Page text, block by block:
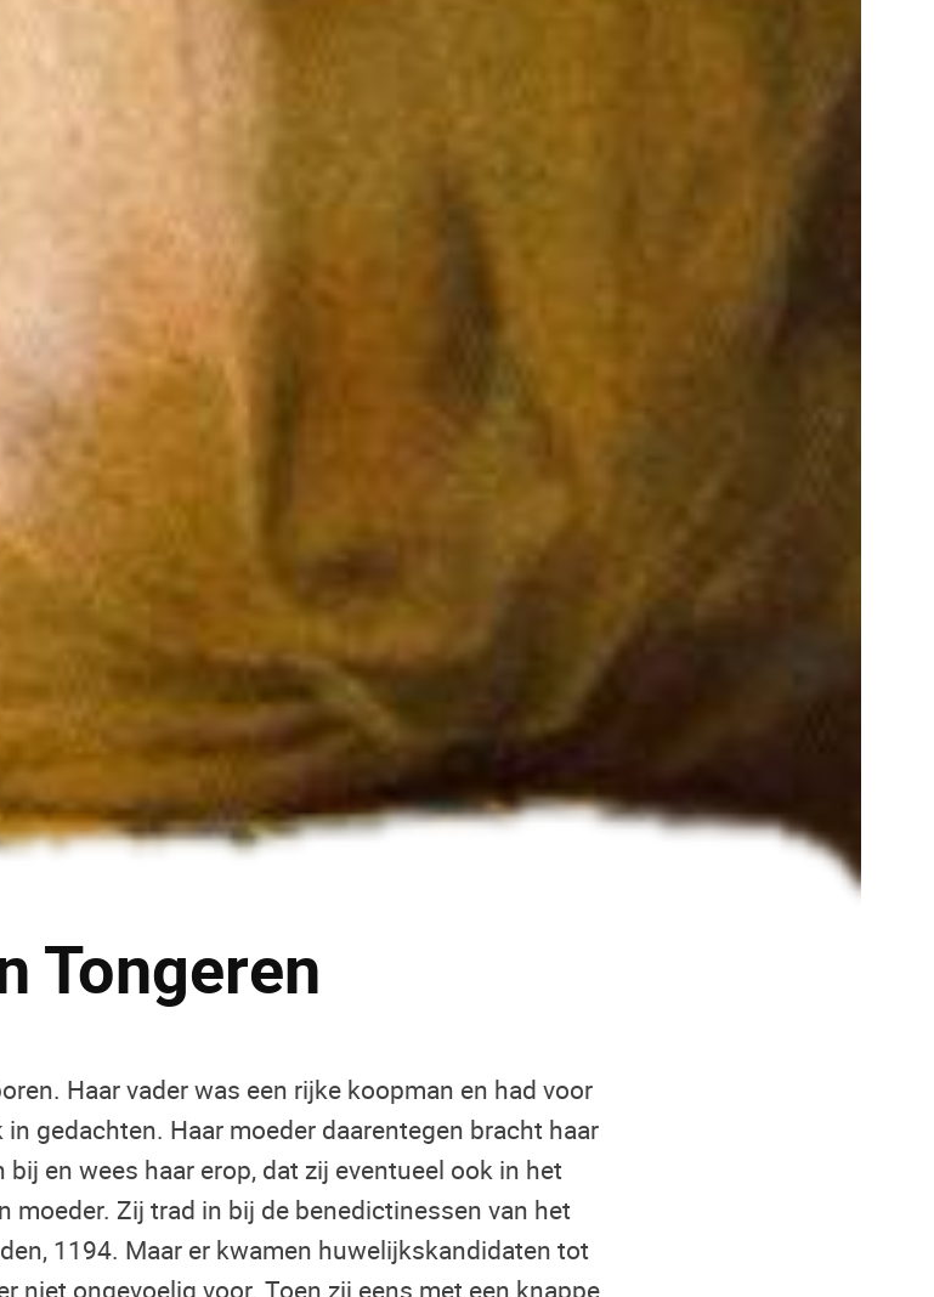
Tongeren
Haar vader was een rijke koopman en had voor
gedachten. Haar moeder daarentegen bracht haar
en wees haar erop, dat zij eventueel ook in het
moeder. Zij trad in bij de benedictinessen van het
1194. Maar er kwamen huwelijkskandidaten tot
niet ongevoelig voor. Toen zij eens met een knappe